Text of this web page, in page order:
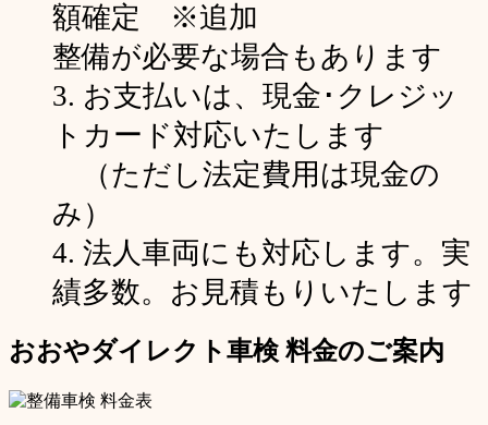
額確定 ※追加
整備が必要な場合もあります
3. お支払いは、 現金･クレジッ
トカード対応いたします
（ただし法定費用は現金の
み）
4. 法人車両にも対応 します。実
績多数。お見積もりいたします
おおやダイレクト車検 料金のご案内